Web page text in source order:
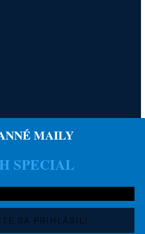
MAILY
SPECIAL
SA PRIHLÁSILI